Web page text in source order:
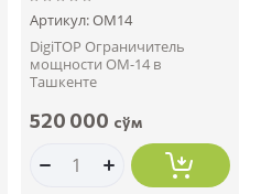
Артикул:ОМ14
DigiTOP Ограничитель
мощности ОМ-14 в
Ташкенте
520 000 сўм